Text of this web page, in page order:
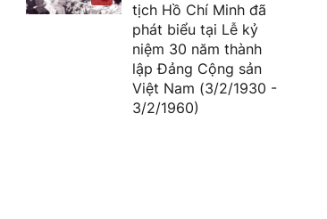
tịch Hồ Chí Minh đã
phát biểu tại Lễ kỷ
niệm 30 năm thành
lập Đảng Cộng sản
Việt Nam (3/2/1930 -
3/2/1960)